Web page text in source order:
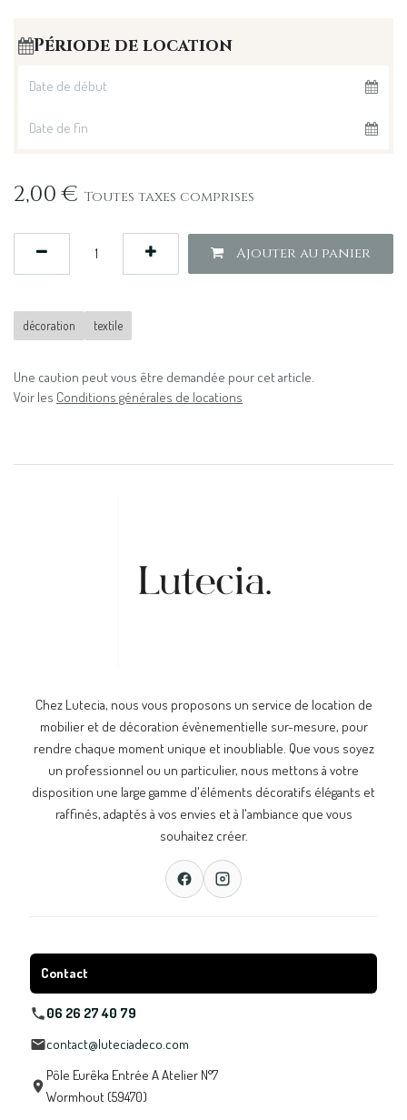
Période de location
2,00€ Toutes taxes comprises
Ajouter au panier
décoration textile
Une caution peut vous être demandée pour cet article.
Voir les Conditions générales de locations
Chez Lutecia, nous vous proposons un service de location de
mobilier et de décoration évènementielle sur-mesure, pour
rendre chaque moment unique et inoubliable. Que vous soyez
un professionnel ou un particulier, nous mettons à votre
disposition une large gamme d'éléments décoratifs élégants et
raffinés, adaptés à vos envies et à l'ambiance que vous
souhaitez créer.
Contact
06 26 27 40 79
contact@luteciadeco.com
Pôle Eurêka Entrée A Atelier N°7
Wormhout (59470)